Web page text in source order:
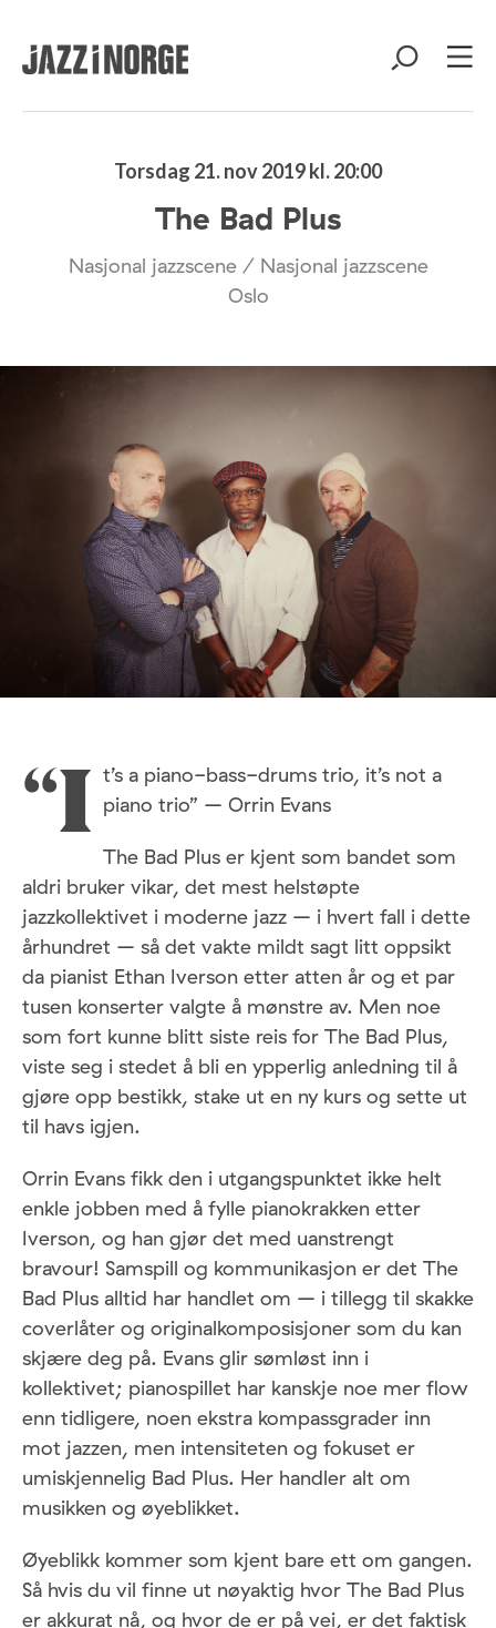
Torsdag 21. nov 2019 kl. 20:00
The Bad Plus
Nasjonal jazzscene / Nasjonal jazzscene
Oslo
“I t’s a piano-bass-drums trio, it’s not a
piano trio” – Orrin Evans
The Bad Plus er kjent som bandet som
aldri bruker vikar, det mest helstøpte
jazzkollektivet i moderne jazz – i hvert fall i dette
århundret – så det vakte mildt sagt litt oppsikt
da pianist Ethan Iverson etter atten år og et par
tusen konserter valgte å mønstre av. Men noe
som fort kunne blitt siste reis for The Bad Plus,
viste seg i stedet å bli en ypperlig anledning til å
gjøre opp bestikk, stake ut en ny kurs og sette ut
til havs igjen.
Orrin Evans fikk den i utgangspunktet ikke helt
enkle jobben med å fylle pianokrakken etter
Iverson, og han gjør det med uanstrengt
bravour! Samspill og kommunikasjon er det The
Bad Plus alltid har handlet om – i tillegg til skakke
coverlåter og originalkomposisjoner som du kan
skjære deg på. Evans glir sømløst inn i
kollektivet; pianospillet har kanskje noe mer flow
enn tidligere, noen ekstra kompassgrader inn
mot jazzen, men intensiteten og fokuset er
umiskjennelig Bad Plus. Her handler alt om
musikken og øyeblikket.
Øyeblikk kommer som kjent bare ett om gangen.
Så hvis du vil finne ut nøyaktig hvor The Bad Plus
er akkurat nå, og hvor de er på vei, er det faktisk